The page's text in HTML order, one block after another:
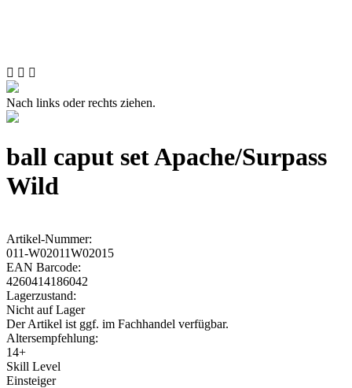
Nach links oder rechts ziehen.
ball caput set Apache/Surpass
Wild
Artikel-Nummer:
011-W02011W02015
EAN Barcode:
4260414186042
Lagerzustand:
Nicht auf Lager
Der Artikel ist ggf. im Fachhandel verfügbar.
Altersempfehlung:
14+
Skill Level
Einsteiger